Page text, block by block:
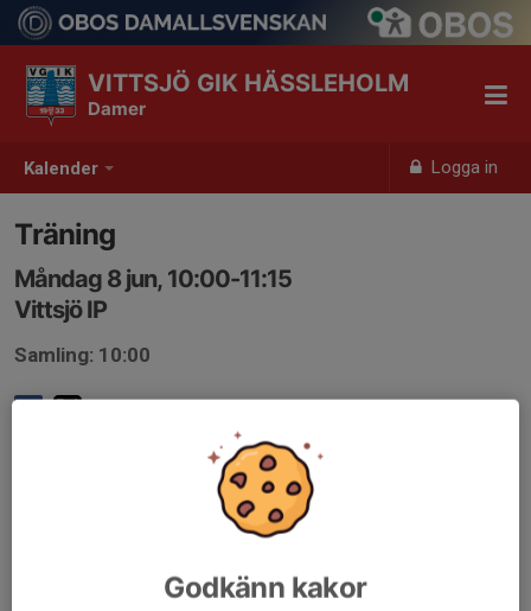
Kalender Logga in
VITTSJÖ GIK HÄSSLEHOLM
Damer
Träning
Måndag 8 jun, 10:00-11:15
Vittsjö IP
Samling: 10:00
Godkänn kakor